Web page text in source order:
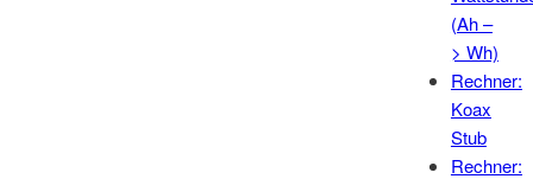
(Ah –
> Wh)
Rechner:
Koax
Stub
Rechner: